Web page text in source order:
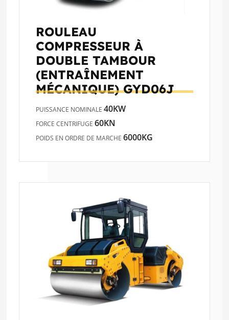
ROULEAU
COMPRESSEUR À
DOUBLE TAMBOUR
(ENTRAÎNEMENT
MÉCANIQUE)GYD06J
PUISSANCE NOMINALE40KW
FORCE CENTRIFUGE60KN
POIDS EN ORDRE DE MARCHE6000KG